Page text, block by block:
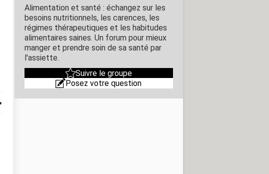
Alimentation et santé : échangez sur les
besoins nutritionnels, les carences, les
régimes thérapeutiques et les habitudes
alimentaires saines. Un forum pour mieux
manger et prendre soin de sa santé par
l'assiette.
Suivre le groupe
Posez votre question